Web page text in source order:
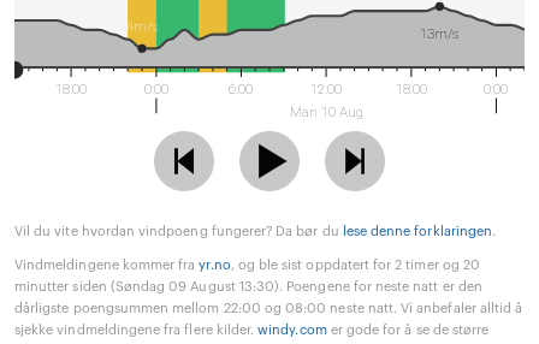
18:00 0:00 6:00
12:00
Man 10 Aug
18:00 0:00
13m/s
4m/s
Vil du vite hvordan vindpoeng fungerer? Da bør du lese denne forklaringen.
Vindmeldingene kommer frayr.no, og ble sist oppdatert for 2 timer og 20
minutter siden (Søndag 09 August 13:30). Poengene for neste natt er den
dårligste poengsummen mellom 22:00 og 08:00 neste natt. Vi anbefaler alltid å
sjekke vindmeldingene fra flere kilder.windy.comer gode for å se de større